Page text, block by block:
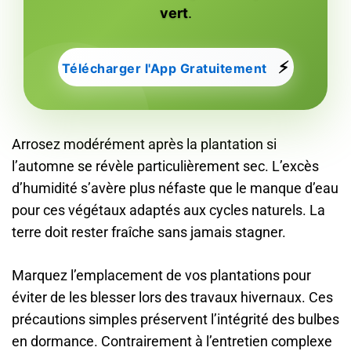
vert.
Télécharger l'App Gratuitement ⚡
Arrosez modérément après la plantation si
l’automne se révèle particulièrement sec. L’excès
d’humidité s’avère plus néfaste que le manque d’eau
pour ces végétaux adaptés aux cycles naturels. La
terre doit rester fraîche sans jamais stagner.
Marquez l’emplacement de vos plantations pour
éviter de les blesser lors des travaux hivernaux. Ces
précautions simples préservent l’intégrité des bulbes
en dormance. Contrairement à l’entretien complexe